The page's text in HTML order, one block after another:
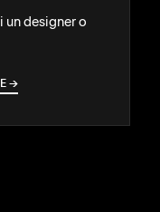
un designer o
→